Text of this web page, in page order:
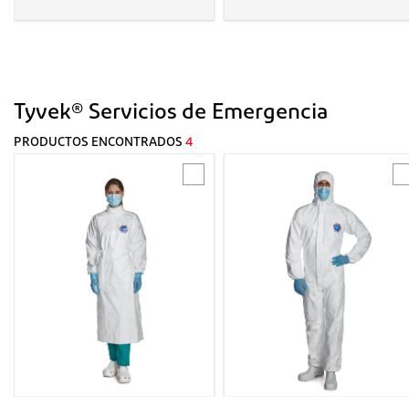
Tyvek® Servicios de Emergencia
PRODUCTOS ENCONTRADOS 4